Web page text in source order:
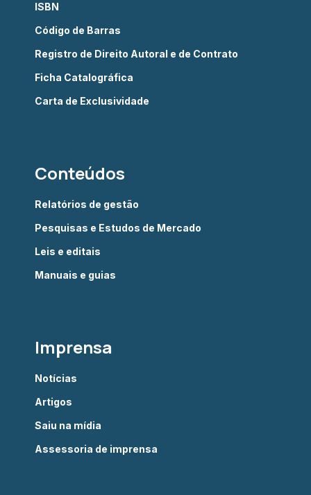
ISBN
Código de Barras
Registro de Direito Autoral e de Contrato
Ficha Catalográfica
Carta de Exclusividade
Conteúdos
Relatórios de gestão
Pesquisas e Estudos de Mercado
Leis e editais
Manuais e guias
Imprensa
Notícias
Artigos
Saiu na mídia
Assessoria de imprensa